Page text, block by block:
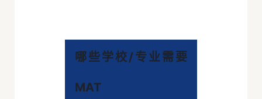
哪些学校/专业需要
MAT